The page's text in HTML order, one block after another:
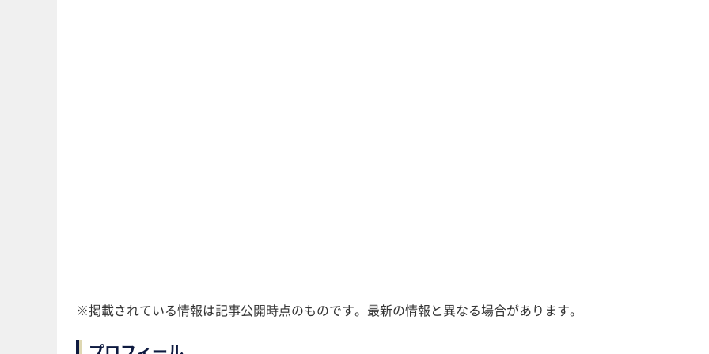
※掲載されている情報は記事公開時点のものです。最新の情報と異なる場合があります。